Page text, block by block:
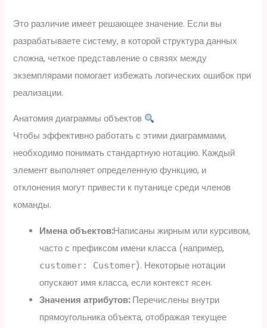
Это различие имеет решающее значение. Если вы
разрабатываете систему, в которой структура данных
сложна, четкое представление о связях между
экземплярами помогает избежать логических ошибок при
реализации.
Анатомия диаграммы объектов
Чтобы эффективно работать с этими диаграммами,
необходимо понимать стандартную нотацию. Каждый
элемент выполняет определенную функцию, и
отклонения могут привести к путанице среди членов
команды.
Имена объектов:Написаны жирным или курсивом,
часто с префиксом имени класса (например,
customer: Customer). Некоторые нотации
опускают имя класса, если контекст ясен.
Значения атрибутов:Перечислены внутри
прямоугольника объекта, отображая текущее